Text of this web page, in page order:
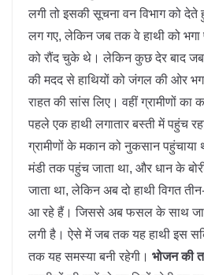
लगी तो इसकी सूचना वन विभाग को
लग गए, लेकिन जब तक वे हाथी को
को रौंद चुके थे। लेकिन कुछ देर बाद जब
की मदद से हाथियों को जंगल की ओर
राहत की सांस लिए। वहीं ग्रामीणों का
पहले एक हाथी लगातार बस्ती में पहुंच
ग्रामीणों के मकान को नुकसान पहुंचाया
मंडी तक पहुंच जाता था, और धान के
जाता था, लेकिन अब दो हाथी विगत
आ रहे हैं। जिससे अब फसल के साथ
लगी है। ऐसे में जब तक यह हाथी इस
तक यह समस्या बनी रहेगी। भोजन की